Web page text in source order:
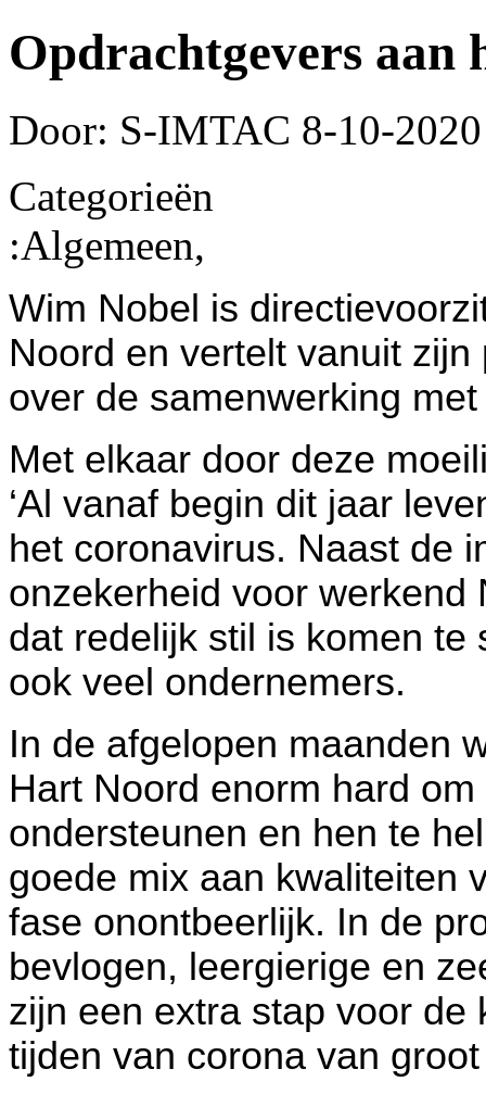
Opdrachtgevers aan
Door: S-IMTAC 8-10-2020
Categorieën
:Algemeen,
Wim Nobel is
Noord en vertelt vanuit
over de samenwerking
Met elkaar door deze
‘Al vanaf begin dit jaar
het coronavirus. Naast de
onzekerheid voor
dat redelijk stil is komen
ook veel ondernemers.
In de afgelopen maanden
Hart Noord enorm hard
ondersteunen en hen te
goede mix aan kwaliteiten
fase onontbeerlijk. In de
bevlogen, leergierige en
zijn een extra stap voor
tijden van corona van